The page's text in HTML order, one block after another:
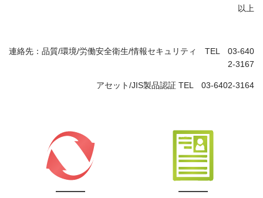
以上
連絡先：品質/環境/労働安全衛生/情報セキュリティ TEL
03-640
2-3167
アセット/JIS製品認証 TEL 03-6402-3164